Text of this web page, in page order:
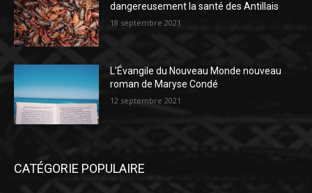
dangereusement la santé des Antillais
18 septembre 2021
L’Évangile du Nouveau Monde nouveau
roman de Maryse Condé
12 septembre 2021
CATÉGORIE POPULAIRE